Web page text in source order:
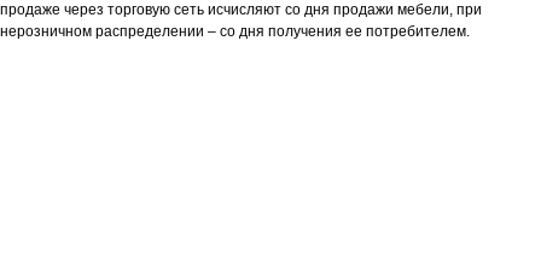
продаже через торговую сеть исчисляют со дня продажи мебели, при
нерозничном распределении – со дня получения ее потребителем.